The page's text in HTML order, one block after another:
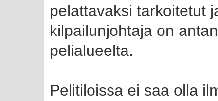
pelattavaksi tarkoitetut
kilpailunjohtaja on
pelialueelta.
Pelitiloissa ei saa olla